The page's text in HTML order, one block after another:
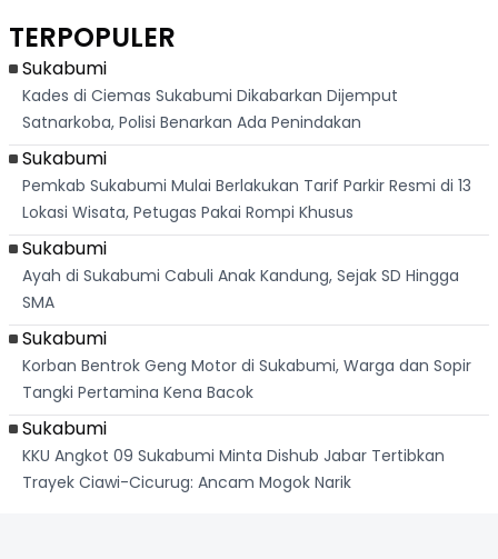
Banteng
"Bang Messi"
TERPOPULER
Sukabumi
Kades di Ciemas Sukabumi Dikabarkan Dijemput
Satnarkoba, Polisi Benarkan Ada Penindakan
Sukabumi
Pemkab Sukabumi Mulai Berlakukan Tarif Parkir Resmi di 13
Lokasi Wisata, Petugas Pakai Rompi Khusus
Sukabumi
Ayah di Sukabumi Cabuli Anak Kandung, Sejak SD Hingga
SMA
Sukabumi
Korban Bentrok Geng Motor di Sukabumi, Warga dan Sopir
Tangki Pertamina Kena Bacok
Sukabumi
KKU Angkot 09 Sukabumi Minta Dishub Jabar Tertibkan
Trayek Ciawi-Cicurug: Ancam Mogok Narik